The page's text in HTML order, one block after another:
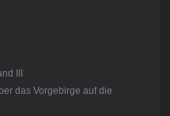
III
das Vorgebirge auf die